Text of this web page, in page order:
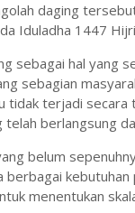
daging
Iduladha 1447
sebagai hal yang
sebagian
terjadi secara
berlangsung
belum
berbagai
menentukan